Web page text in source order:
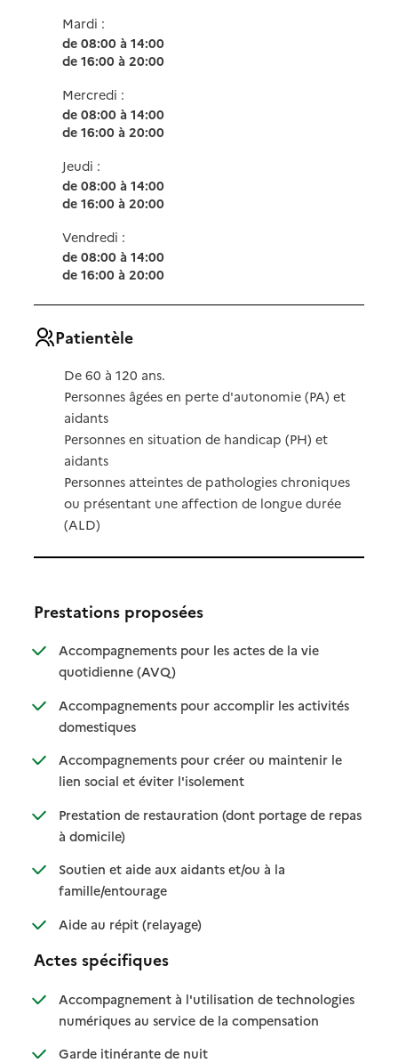
Mardi :
de 08:00 à 14:00
de 16:00 à 20:00
Mercredi :
de 08:00 à 14:00
de 16:00 à 20:00
Jeudi :
de 08:00 à 14:00
de 16:00 à 20:00
Vendredi :
de 08:00 à 14:00
de 16:00 à 20:00
Patientèle
De 60 à 120 ans.
Personnes âgées en perte d'autonomie (PA) et
aidants
Personnes en situation de handicap (PH) et
aidants
Personnes atteintes de pathologies chroniques
ou présentant une affection de longue durée
(ALD)
Prestations proposées
Accompagnements pour les actes de la vie
quotidienne (AVQ): disponible
: non disponible
Accompagnements pour accomplir les activités
domestiques: disponible
: non disponible
Accompagnements pour créer ou maintenir le
lien social et éviter l'isolement: disponible
: non disponible
Prestation de restauration (dont portage de repas
à domicile): disponible
: non disponible
Soutien et aide aux aidants et/ou à la
famille/entourage: disponible
: non disponible
Aide au répit (relayage): disponible
: non disponible
Actes spécifiques
Accompagnement à l'utilisation de technologies
numériques au service de la compensation: disponible
: non disponible
Garde itinérante de nuit: disponible
: non disponible